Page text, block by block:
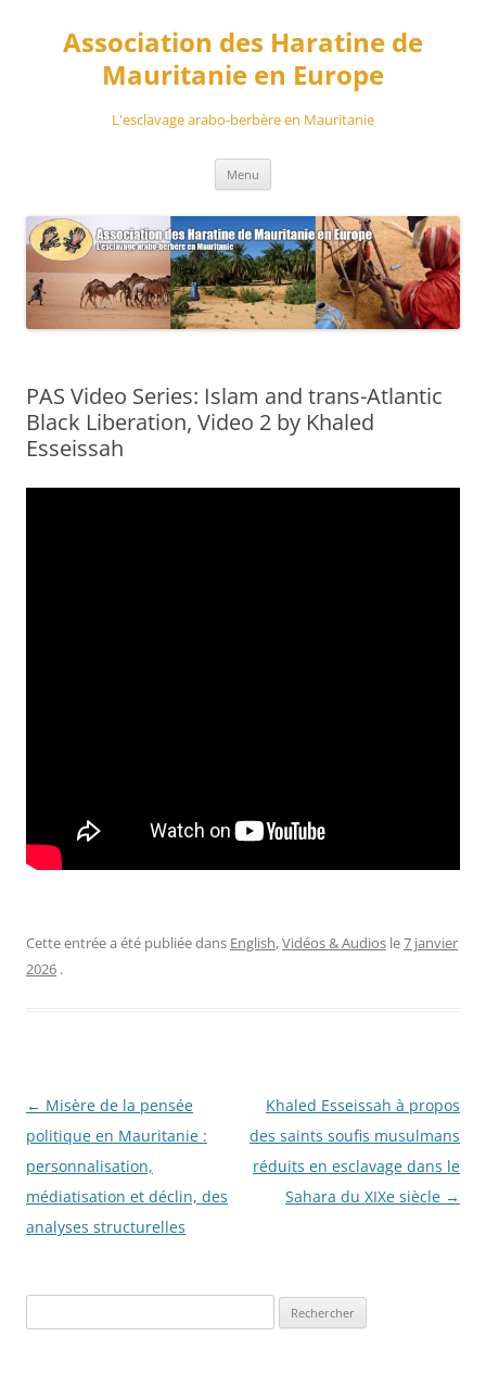
contenuAssociation des Haratine de
Mauritanie en Europe
L'esclavage arabo-berbère en Mauritanie
Menu
PAS Video Series: Islam and trans-Atlantic
Black Liberation, Video 2 by Khaled
Esseissah
Cette entrée a été publiée dans English,Vidéos & Audios le7 janvier
2026 .
Navigation
des
articles
← Misère de la pensée
politique en Mauritanie :
personnalisation,
médiatisation et déclin, des
analyses structurelles
Khaled Esseissah à propos
des saints soufis musulmans
réduits en esclavage dans le
Sahara du XIXe siècle →
e